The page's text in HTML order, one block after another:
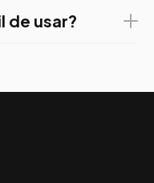
de usar?